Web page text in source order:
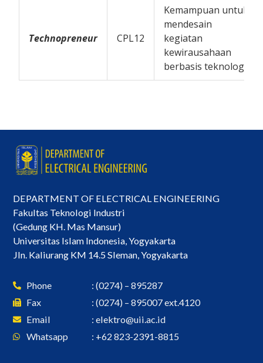
Technopreneur CPL12
Kemampuan untuk
mendesain
kegiatan
kewirausahaan
berbasis teknologi
DEPARTMENT OF ELECTRICAL ENGINEERING
Fakultas Teknologi Industri
(Gedung KH. Mas Mansur)
Universitas Islam Indonesia, Yogyakarta
Jln. Kaliurang KM 14.5 Sleman, Yogyakarta
Phone
Fax
Email
Whatsapp
: (0274) – 895287
: (0274) – 895007 ext.4120
: elektro@uii.ac.id
: +62 823-2391-8815